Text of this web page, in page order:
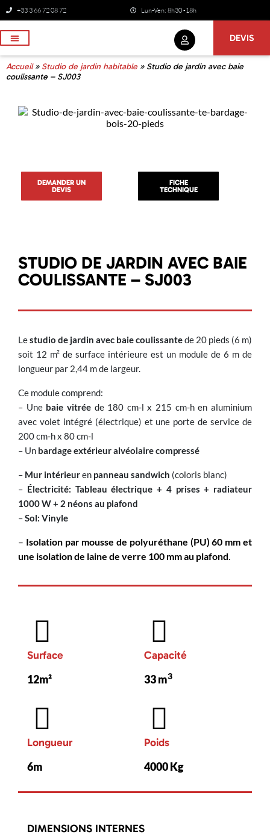
+33 3 66 72 08 72 Lun-Ven: 8h30 -18h
DEVIS
Accueil» Studio de jardin habitable» Studio de jardin avec baie
coulissante – SJ003
DEMANDER UN
DEVIS
FICHE
TECHNIQUE
STUDIO DE JARDIN AVEC BAIE
COULISSANTE – SJ003
Lestudio de jardin avec baie coulissantede 20 pieds (6 m)
soit 12 m² de surface intérieure est un module de 6 m de
longueur par 2,44 m de largeur.
Ce module comprend:
– Une baie vitrée de 180 cm-l x 215 cm-h en aluminium
avec volet intégré (électrique) et une porte de service de
200 cm-h x 80 cm-l
– Un bardageextérieuralvéolaire compressé
– Mur intérieuren panneau sandwich (coloris blanc)
– Électricité: Tableau électrique + 4 prises + radiateur
1000 W + 2 néons au plafond
–Sol: Vinyle
– Isolation par mousse de polyuréthane (PU) 60 mm et
une isolation de laine de verre 100 mm au plafond.
Surface
12m²
Capacité
33 m3
Longueur
6m
Poids
4000 Kg
DIMENSIONS INTERNES